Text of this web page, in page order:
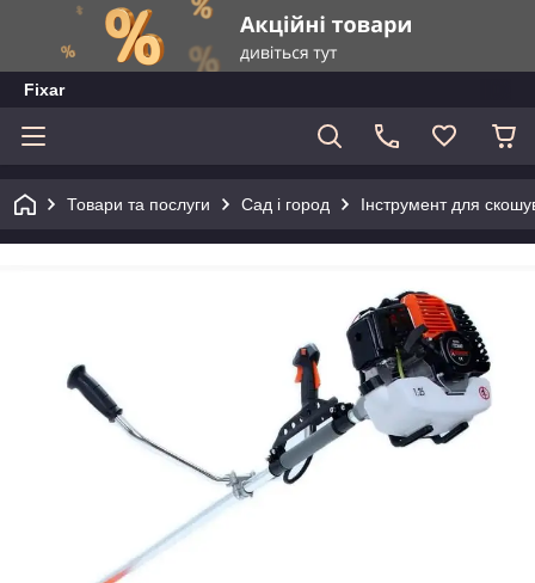
Fixar
Товари та послуги Сад і город Інструмент для